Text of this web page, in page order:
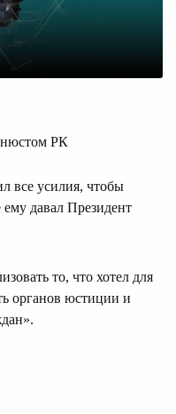
РК
все усилия, чтобы
давал Президент
то, что хотел для
органов юстиции и